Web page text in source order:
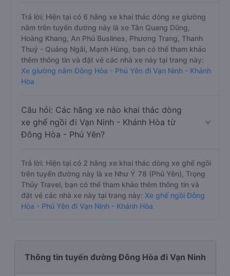
Trả lời: Hiện tại có 6 hãng xe khai thác dòng xe giường
nằm trên tuyến đường này là xe Tân Quang Dũng,
Hoàng Khang, An Phú Buslines, Phương Trang, Thanh
Thuỷ - Quảng Ngãi, Mạnh Hùng, bạn có thể tham khảo
thêm thông tin và đặt vé các nhà xe này tại trang này:
Xe giường nằm Đông Hòa - Phú Yên đi Vạn Ninh - Khánh
Hòa
Câu hỏi: Các hãng xe nào khai thác dòng
xe ghế ngồi đi Vạn Ninh - Khánh Hòa từ
Đông Hòa - Phú Yên?
Trả lời: Hiện tại có 2 hãng xe khai thác dòng xe ghế ngồi
trên tuyến đường này là xe Như Ý 78 (Phú Yên), Trọng
Thủy Travel, bạn có thể tham khảo thêm thông tin và
đặt vé các nhà xe này tại trang này: Xe ghế ngồi Đông
Hòa - Phú Yên đi Vạn Ninh - Khánh Hòa
Thông tin tuyến đường Đông Hòa đi Vạn Ninh